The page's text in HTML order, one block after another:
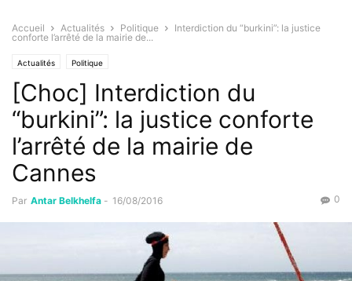
Accueil Actualités Politique
Interdiction du “burkini”: la justice
conforte l’arrêté de la mairie de...
Actualités Politique
[Choc] Interdiction du
“burkini”: la justice conforte
l’arrêté de la mairie de
Cannes
Par Antar Belkhelfa - 16/08/2016 0